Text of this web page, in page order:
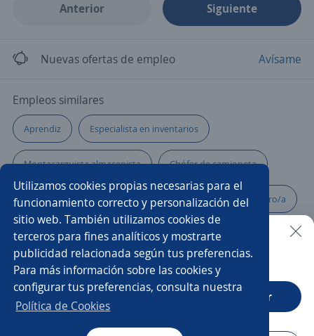
Utilizamos cookies propias necesarias para el
funcionamiento correcto y personalización del
sitio web. También utilizamos cookies de
terceros para fines analíticos y mostrarte
publicidad relacionada según tus preferencias.
Para más información sobre las cookies y
configurar tus preferencias, consulta nuestra
Política de Cookies
Anterior Siguiente
Nuevas ofertas de empleo Avísame
Empleos similares
Aprendiz Especialista en inventarios
Montacarguista almacenista Chófer de camioneta
Analista de operaciones Mercaderista Mensajero/a
Coordinador/a de transporte Analista
Auxiliar de almacén e inventarios Auxiliar contable
Auxiliar de almacén y logística
Buscar es más fácil en la app
CT App Abrir